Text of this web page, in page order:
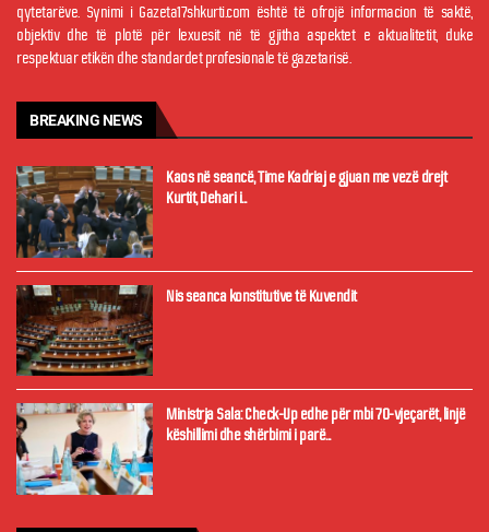
qytetarëve. Synimi i Gazeta17shkurti.com është të ofrojë informacion të saktë,
objektiv dhe të plotë për lexuesit në të gjitha aspektet e aktualitetit, duke
respektuar etikën dhe standardet profesionale të gazetarisë.
BREAKING NEWS
Kaos në seancë, Time Kadriaj e gjuan me vezë drejt
Kurtit, Dehari i...
Nis seanca konstitutive të Kuvendit
Ministrja Sala: Check-Up edhe për mbi 70-vjeçarët, linjë
këshillimi dhe shërbimi i parë...